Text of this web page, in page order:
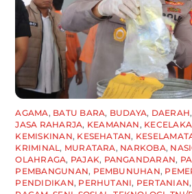
AGAMA, BATU BARA, BUDAYA, DAERAH,
JASA RAHARJA, KEAMANAN ,
KEMISKINAN, KESEHATAN,
KRIMINAL , MURATARA, NARKOBA,
OLAHRAGA, PAJAK, PANGANDARAN,
PEMBANGUNAN, PEMBUNUHAN,
PENDIDIKAN, PERHUTANI, PERTANIAN,